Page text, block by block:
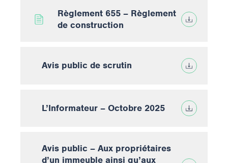
Règlement 655 – Règlement
de construction
Avis public de scrutin
L’Informateur – Octobre 2025
Avis public – Aux propriétaires
d’un immeuble ainsi qu’aux